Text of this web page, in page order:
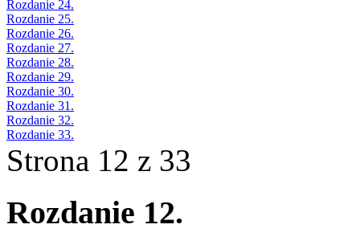
Rozdanie 24.
Rozdanie 25.
Rozdanie 26.
Rozdanie 27.
Rozdanie 28.
Rozdanie 29.
Rozdanie 30.
Rozdanie 31.
Rozdanie 32.
Rozdanie 33.
Strona 12 z 33
Rozdanie 12.